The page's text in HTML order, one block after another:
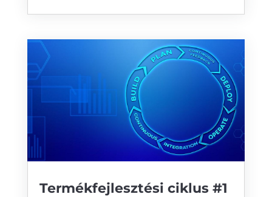
Termékfejlesztési ciklus #1